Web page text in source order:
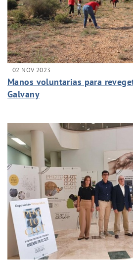
02 NOV 2023
Manos voluntarias para
Galvany